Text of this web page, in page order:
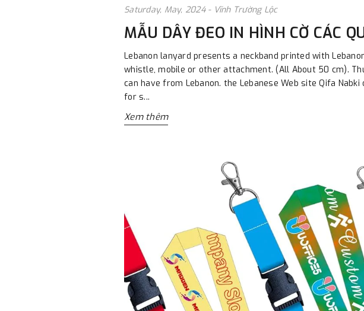
Saturday, May, 2024 - Vĩnh Trường Lộc
MẪU DÂY ĐEO IN HÌNH CỜ CÁC
Lebanon lanyard presents a neckband printed with
whistle, mobile or other attachment. (All About 50 cm).
can have from Lebanon. the Lebanese Web site Qifa
for s...
Xem thêm